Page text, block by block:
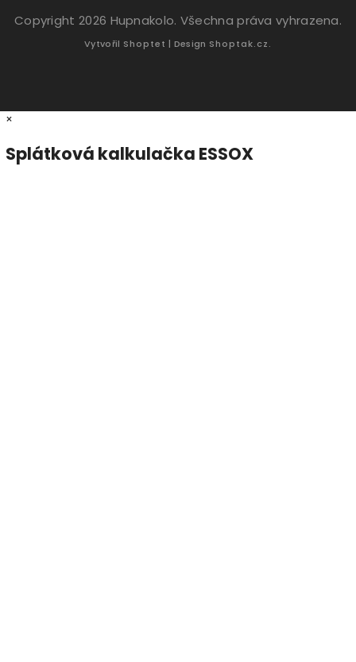
Copyright 2026 Hupnakolo. Všechna práva vyhrazena.
Vytvořil Shoptet | Design Shoptak.cz.
×
Splátková kalkulačka ESSOX